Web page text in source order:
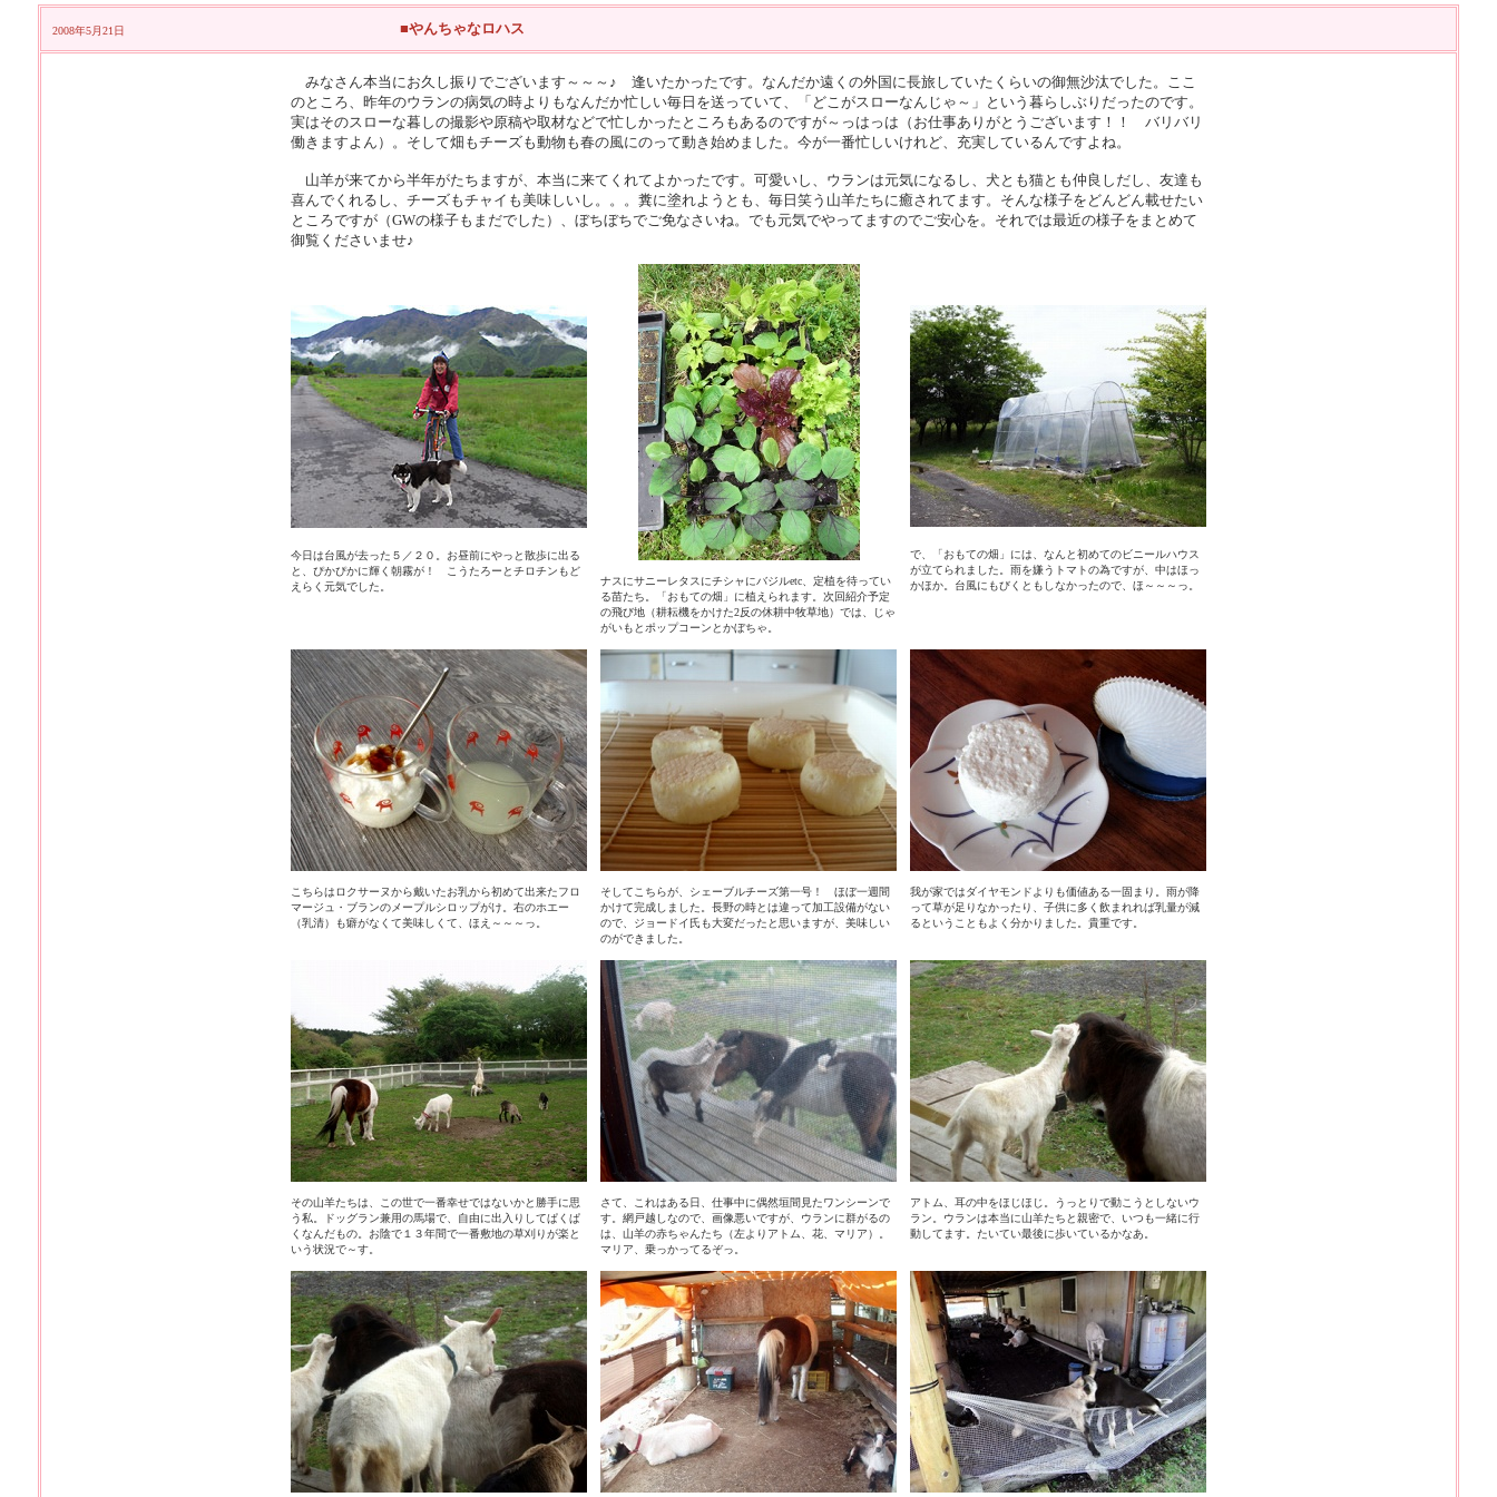
2008年5月21日 ■やんちゃなロハス
みなさん本当にお久し振りでございます～～～♪ 逢いたかったです。なんだか遠くの外国に長旅していたくらいの御無沙汰でした。ここ
のところ、昨年のウランの病気の時よりもなんだか忙しい毎日を送っていて、「どこがスローなんじゃ～」という暮らしぶりだったのです。
実はそのスローな暮しの撮影や原稿や取材などで忙しかったところもあるのですが～っはっは（お仕事ありがとうございます！！ バリバリ
働きますよん）。そして畑もチーズも動物も春の風にのって動き始めました。今が一番忙しいけれど、充実しているんですよね。
山羊が来てから半年がたちますが、本当に来てくれてよかったです。可愛いし、ウランは元気になるし、犬とも猫とも仲良しだし、友達も
喜んでくれるし、チーズもチャイも美味しいし。。。糞に塗れようとも、毎日笑う山羊たちに癒されてます。そんな様子をどんどん載せたい
ところですが（GWの様子もまだでした）、ぼちぼちでご免なさいね。でも元気でやってますのでご安心を。それでは最近の様子をまとめて
御覧くださいませ♪
今日は台風が去った５／２０。お昼前にやっと散歩に出る
と、ぴかぴかに輝く朝霧が！ こうたろーとチロチンもど
えらく元気でした。
で、「おもての畑」には、なんと初めてのビニールハウス
が立てられました。雨を嫌うトマトの為ですが、中はほっ
かほか。台風にもびくともしなかったので、ほ～～～っ。
ナスにサニーレタスにチシャにバジルetc、定植を待ってい
る苗たち。「おもての畑」に植えられます。次回紹介予定
の飛び地（耕耘機をかけた2反の休耕中牧草地）では、じゃ
がいもとポップコーンとかぼちゃ。
こちらはロクサーヌから戴いたお乳から初めて出来たフロ
マージュ・ブランのメープルシロップがけ。右のホエー
（乳清）も癖がなくて美味しくて、ほえ～～～っ。
そしてこちらが、シェーブルチーズ第一号！ ほぼ一週間
かけて完成しました。長野の時とは違って加工設備がない
ので、ジョードイ氏も大変だったと思いますが、美味しい
のができました。
我が家ではダイヤモンドよりも価値ある一固まり。雨が降
って草が足りなかったり、子供に多く飲まれれば乳量が減
るということもよく分かりました。貴重です。
その山羊たちは、この世で一番幸せではないかと勝手に思
う私。ドッグラン兼用の馬場で、自由に出入りしてぱくぱ
くなんだもの。お陰で１３年間で一番敷地の草刈りが楽と
いう状況で～す。
さて、これはある日、仕事中に偶然垣間見たワンシーンで
す。網戸越しなので、画像悪いですが、ウランに群がるの
は、山羊の赤ちゃんたち（左よりアトム、花、マリア）。
マリア、乗っかってるぞっ。
アトム、耳の中をほじほじ。うっとりで動こうとしないウ
ラン。ウランは本当に山羊たちと親密で、いつも一緒に行
動してます。たいてい最後に歩いているかなあ。